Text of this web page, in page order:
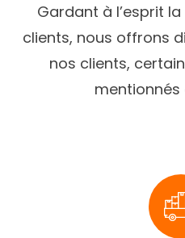
Gardant à l’esprit
clients, nous offrons
nos clients,